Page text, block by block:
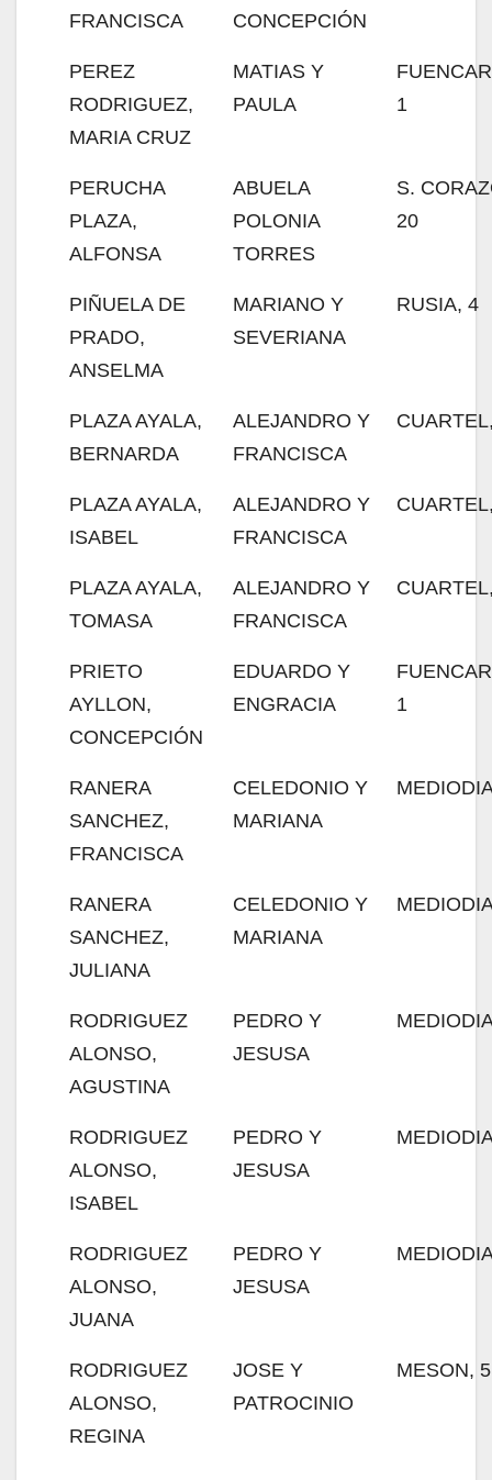
FRANCISCA
CONCEPCIÓN
PEREZ
RODRIGUEZ,
MARIA CRUZ
MATIAS Y
PAULA
1
PERUCHA
PLAZA,
ALFONSA
ABUELA
POLONIA
TORRES
S.
20
PIÑUELA DE
PRADO,
ANSELMA
MARIANO Y
SEVERIANA
RUSIA, 4
PLAZA AYALA,
BERNARDA
ALEJANDRO Y
FRANCISCA
PLAZA AYALA,
ISABEL
ALEJANDRO Y
FRANCISCA
PLAZA AYALA,
TOMASA
ALEJANDRO Y
FRANCISCA
PRIETO
AYLLON,
CONCEPCIÓN
EDUARDO Y
ENGRACIA
1
RANERA
SANCHEZ,
FRANCISCA
CELEDONIO Y
MARIANA
RANERA
SANCHEZ,
JULIANA
CELEDONIO Y
MARIANA
RODRIGUEZ
ALONSO,
AGUSTINA
PEDRO Y
JESUSA
RODRIGUEZ
ALONSO,
ISABEL
PEDRO Y
JESUSA
RODRIGUEZ
ALONSO,
JUANA
PEDRO Y
JESUSA
RODRIGUEZ
ALONSO,
REGINA
JOSE Y
PATROCINIO
MESON, 5